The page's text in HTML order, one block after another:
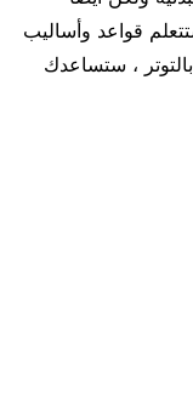
قواعد وأساليب
، ستساعدك